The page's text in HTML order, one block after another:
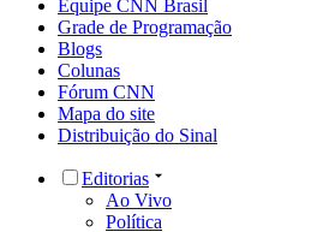
Equipe CNN Brasil
Grade de Programação
Blogs
Colunas
Fórum CNN
Mapa do site
Distribuição do Sinal
Editorias
Ao Vivo
Política